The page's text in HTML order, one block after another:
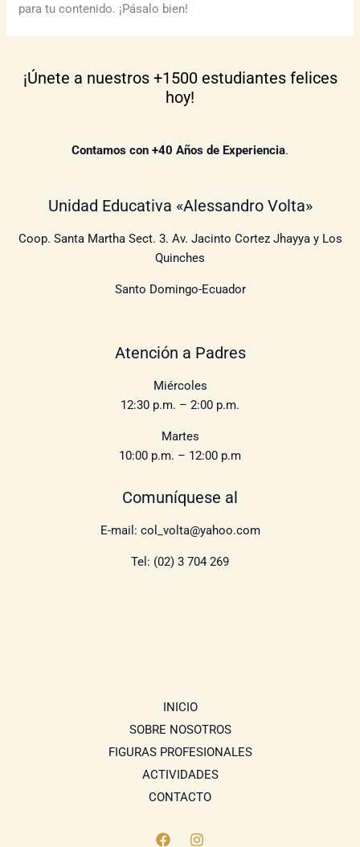
para tu contenido. ¡Pásalo bien!
¡Únete a nuestros +1500 estudiantes felices
hoy!
Contamos con +40 Años de Experiencia.​
Unidad Educativa «Alessandro Volta»
Coop. Santa Martha Sect. 3. Av. Jacinto Cortez Jhayya y Los
Quinches
Santo Domingo-Ecuador
Atención a Padres
Miércoles
12:30 p.m. – 2:00 p.m.
Martes
10:00 p.m. – 12:00 p.m
Comuníquese al
E-mail: col_volta@yahoo.com
Tel: (02) 3 704 269
INICIO
SOBRE NOSOTROS
FIGURAS PROFESIONALES
ACTIVIDADES
CONTACTO